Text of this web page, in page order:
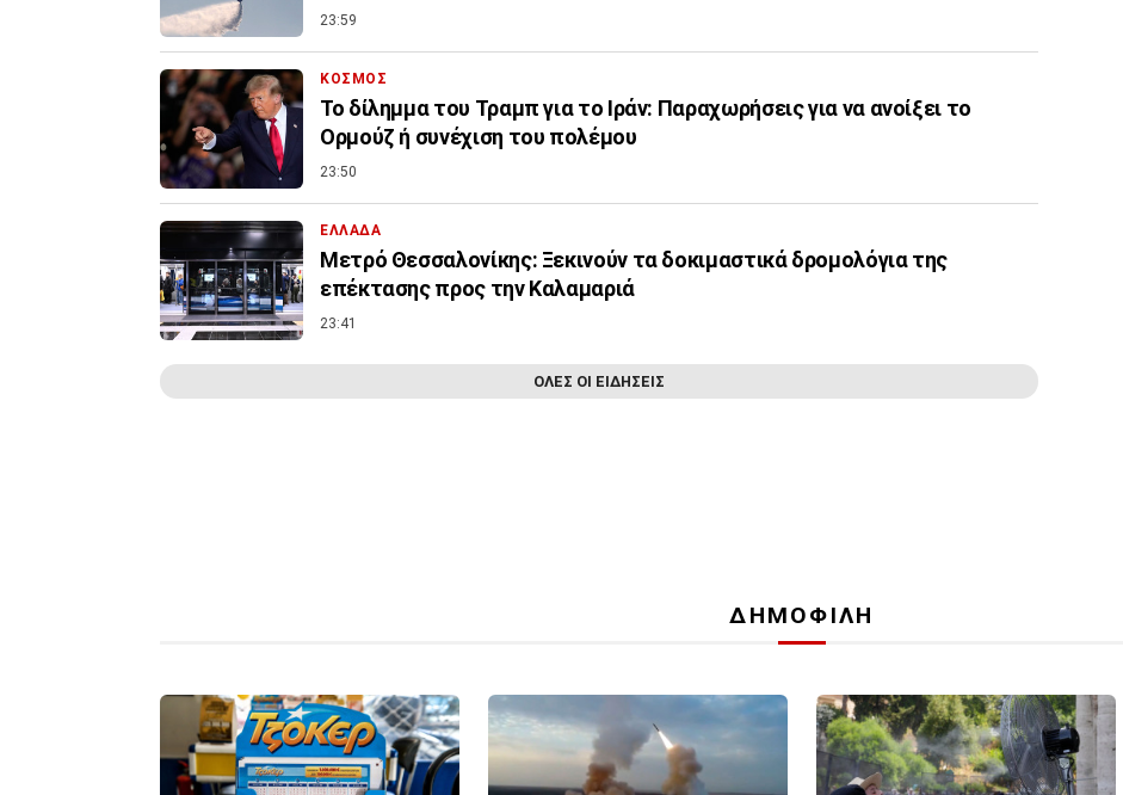
23:59
ΚΟΣΜΟΣ
Το δίλημμα του Τραμπ για το Ιράν: Παραχωρήσεις για να ανοίξει το
Ορμούζ ή συνέχιση του πολέμου
23:50
ΕΛΛΑΔΑ
Μετρό Θεσσαλονίκης: Ξεκινούν τα δοκιμαστικά δρομολόγια της
επέκτασης προς την Καλαμαριά
23:41
ΟΛΕΣ ΟΙ ΕΙΔΗΣΕΙΣ
ΔΗΜΟΦΙΛΗ